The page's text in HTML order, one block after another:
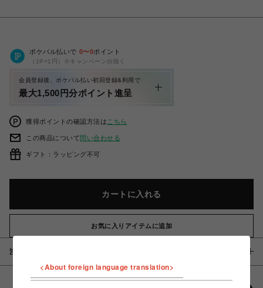
ポケパル払いで 0〜0ポイント
（1P=1円）※キャンペーン分除く
会員登録後、ポケパル払い初回登録&利用で
最大1,500円分ポイント進呈
獲得ポイントの確認方法は こちら
この商品について問い合わせる
ギフト：ラッピング不可
カートに入れる
お気に入りアイテムに追加
注意事項
<About foreign language translation>